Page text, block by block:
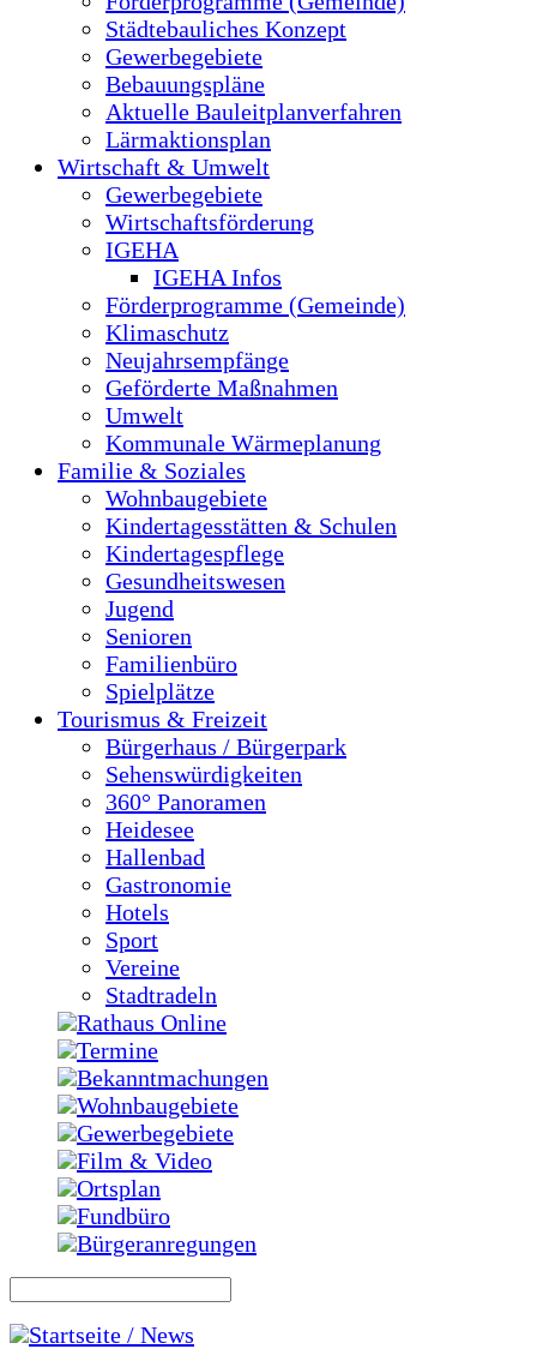
Städtebauliches Konzept
Gewerbegebiete
Bebauungspläne
Aktuelle Bauleitplanverfahren
Lärmaktionsplan
Wirtschaft & Umwelt
Gewerbegebiete
Wirtschaftsförderung
IGEHA
IGEHA Infos
Förderprogramme (Gemeinde)
Klimaschutz
Neujahrsempfänge
Geförderte Maßnahmen
Umwelt
Kommunale Wärmeplanung
Familie & Soziales
Wohnbaugebiete
Kindertagesstätten & Schulen
Kindertagespflege
Gesundheitswesen
Jugend
Senioren
Familienbüro
Spielplätze
Tourismus & Freizeit
Bürgerhaus / Bürgerpark
Sehenswürdigkeiten
360° Panoramen
Heidesee
Hallenbad
Gastronomie
Hotels
Sport
Vereine
Stadtradeln
Rathaus Online
Termine
Bekanntmachungen
Wohnbaugebiete
Gewerbegebiete
Film & Video
Ortsplan
Fundbüro
Bürgeranregungen
Startseite / News